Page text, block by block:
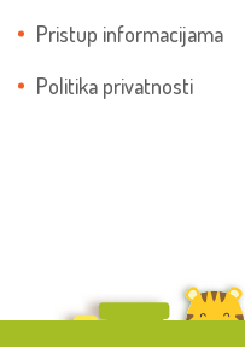
Pristup informacijama
Politika privatnosti